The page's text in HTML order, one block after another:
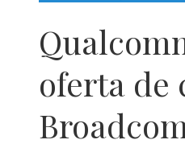
oferta de